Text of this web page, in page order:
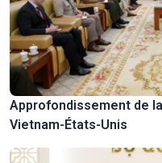
Approfondissement de
Vietnam-États-Unis